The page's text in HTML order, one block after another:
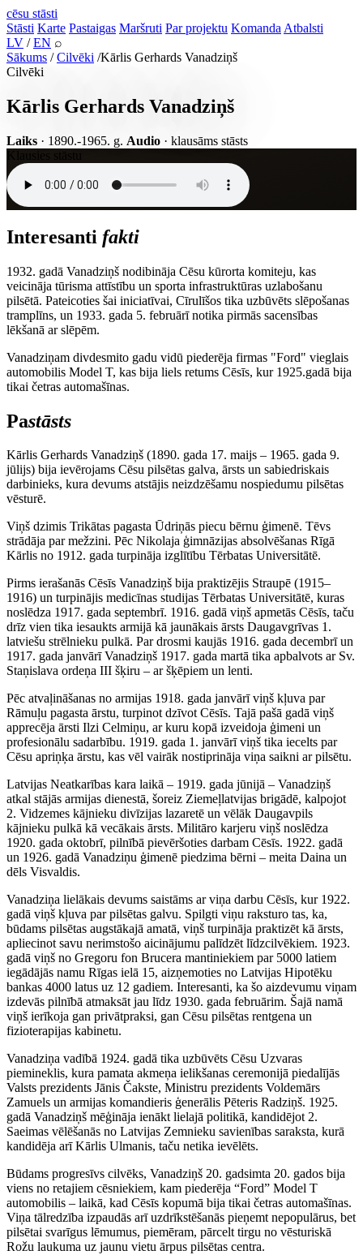
cēsu stāsti
Stāsti Karte Pastaigas Maršruti Par projektu Komanda Atbalsti
LV /EN ⌕
Sākums / Cilvēki /Kārlis Gerhards Vanadziņš
Cilvēki
Kārlis Gerhards Vanadziņš
Laiks · 1890.-1965. g. Audio · klausāms stāsts
Interesanti fakti
1932. gadā Vanadziņš nodibināja Cēsu kūrorta komiteju, kas
veicināja tūrisma attīstību un sporta infrastruktūras uzlabošanu
pilsētā. Pateicoties šai iniciatīvai, Cīrulīšos tika uzbūvēts slēpošanas
tramplīns, un 1933. gada 5. februārī notika pirmās sacensības
lēkšanā ar slēpēm.
Vanadziņam divdesmito gadu vidū piederēja firmas "Ford" vieglais
automobilis Model T, kas bija liels retums Cēsīs, kur 1925.gadā bija
tikai četras automašīnas.
Pastāsts
Kārlis Gerhards Vanadziņš (1890. gada 17. maijs – 1965. gada 9.
jūlijs) bija ievērojams Cēsu pilsētas galva, ārsts un sabiedriskais
darbinieks, kura devums atstājis neizdzēšamu nospiedumu pilsētas
vēsturē.
Viņš dzimis Trikātas pagasta Ūdriņās piecu bērnu ģimenē. Tēvs
strādāja par mežzini. Pēc Nikolaja ģimnāzijas absolvēšanas Rīgā
Kārlis no 1912. gada turpināja izglītību Tērbatas Universitātē.
Pirms ierašanās Cēsīs Vanadziņš bija praktizējis Straupē (1915–
1916) un turpinājis medicīnas studijas Tērbatas Universitātē, kuras
noslēdza 1917. gada septembrī. 1916. gadā viņš apmetās Cēsīs, taču
drīz vien tika iesaukts armijā kā jaunākais ārsts Daugavgrīvas 1.
latviešu strēlnieku pulkā. Par drosmi kaujās 1916. gada decembrī un
1917. gada janvārī Vanadziņš 1917. gada martā tika apbalvots ar Sv.
Staņislava ordeņa III šķiru – ar šķēpiem un lenti.
Pēc atvaļināšanas no armijas 1918. gada janvārī viņš kļuva par
Rāmuļu pagasta ārstu, turpinot dzīvot Cēsīs. Tajā pašā gadā viņš
apprecēja ārsti Ilzi Celmiņu, ar kuru kopā izveidoja ģimeni un
profesionālu sadarbību. 1919. gada 1. janvārī viņš tika iecelts par
Cēsu apriņķa ārstu, kas vēl vairāk nostiprināja viņa saikni ar pilsētu.
Latvijas Neatkarības kara laikā – 1919. gada jūnijā – Vanadziņš
atkal stājās armijas dienestā, šoreiz Ziemeļlatvijas brigādē, kalpojot
2. Vidzemes kājnieku divīzijas lazaretē un vēlāk Daugavpils
kājnieku pulkā kā vecākais ārsts. Militāro karjeru viņš noslēdza
1920. gada oktobrī, pilnībā pievēršoties darbam Cēsīs. 1922. gadā
un 1926. gadā Vanadziņu ģimenē piedzima bērni – meita Daina un
dēls Visvaldis.
Vanadziņa lielākais devums saistāms ar viņa darbu Cēsīs, kur 1922.
gadā viņš kļuva par pilsētas galvu. Spilgti viņu raksturo tas, ka,
būdams pilsētas augstākajā amatā, viņš turpināja praktizēt kā ārsts,
apliecinot savu nerimstošo aicinājumu palīdzēt līdzcilvēkiem. 1923.
gadā viņš no Gregoru fon Brucera mantiniekiem par 5000 latiem
iegādājās namu Rīgas ielā 15, aizņemoties no Latvijas Hipotēku
bankas 4000 latus uz 12 gadiem. Interesanti, ka šo aizdevumu viņam
izdevās pilnībā atmaksāt jau līdz 1930. gada februārim. Šajā namā
viņš ierīkoja gan privātpraksi, gan Cēsu pilsētas rentgena un
fizioterapijas kabinetu.
Vanadziņa vadībā 1924. gadā tika uzbūvēts Cēsu Uzvaras
piemineklis, kura pamata akmeņa ielikšanas ceremonijā piedalījās
Valsts prezidents Jānis Čakste, Ministru prezidents Voldemārs
Zamuels un armijas komandieris ģenerālis Pēteris Radziņš. 1925.
gadā Vanadziņš mēģināja ienākt lielajā politikā, kandidējot 2.
Saeimas vēlēšanās no Latvijas Zemnieku savienības saraksta, kurā
kandidēja arī Kārlis Ulmanis, taču netika ievēlēts.
Būdams progresīvs cilvēks, Vanadziņš 20. gadsimta 20. gados bija
viens no retajiem cēsniekiem, kam piederēja “Ford” Model T
automobilis – laikā, kad Cēsīs kopumā bija tikai četras automašīnas.
Viņa tālredzība izpaudās arī uzdrīkstēšanās pieņemt nepopulārus, bet
pilsētai svarīgus lēmumus, piemēram, pārcelt tirgu no vēsturiskā
Rožu laukuma uz jaunu vietu ārpus pilsētas centra.